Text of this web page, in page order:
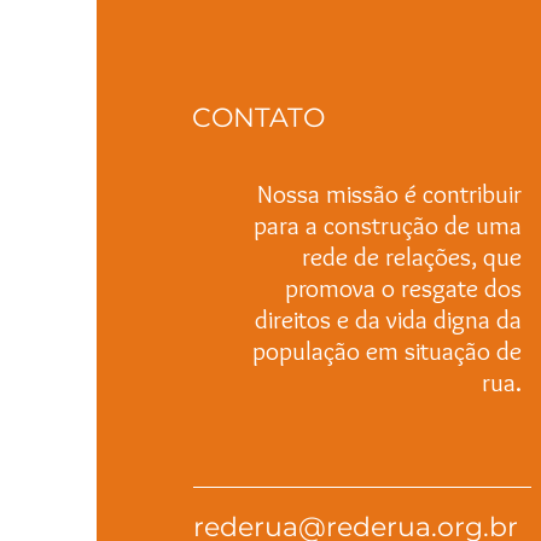
Violência
CONTATO
Nossa missão é contribuir
para a construção de uma
rede de relações, que
promova o resgate dos
direitos e da vida digna da
população em situação de
rua.
rederua@rederua.org.br